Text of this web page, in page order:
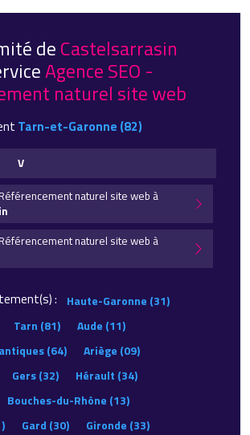
deCastelsarrasin
Agence SEO -
naturel site web
Tarn-et-Garonne (82)
V
naturel site web à
naturel site web à
:
Haute-Garonne (31)
Tarn (81)
Aude (11)
(64)
Ariège (09)
Gers (32)
Hérault (34)
Bouches-du-Rhône (13)
Gard (30)
Gironde (33)